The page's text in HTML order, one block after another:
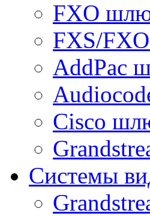
FXO
FXS/
AddPac
Cisco
Системы